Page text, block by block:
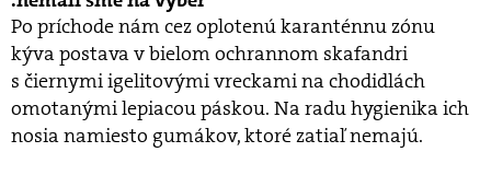
Po príchode nám cez oplotenú karanténnu zónu
kýva postava v bielom ochrannom skafandri
s čiernymi igelitovými vreckami na chodidlách
omotanými lepiacou páskou. Na radu hygienika ich
nosia namiesto gumákov, ktoré zatiaľ nemajú.